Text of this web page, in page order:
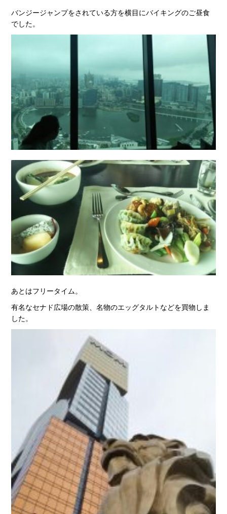
バンジージャンプをされている方を横目にバイキングのご昼食
でした。
あとはフリータイム。
有名なセナド広場の散策、名物のエッグタルトなどを買物しま
した。